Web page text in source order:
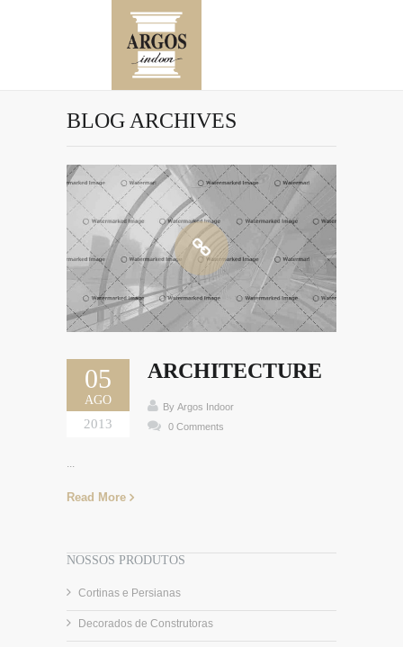
BLOG ARCHIVES
05
AGO
2013
ARCHITECTURE
By Argos Indoor
0 Comments
...
Read More
NOSSOS PRODUTOS
Cortinas e Persianas
Decorados de Construtoras